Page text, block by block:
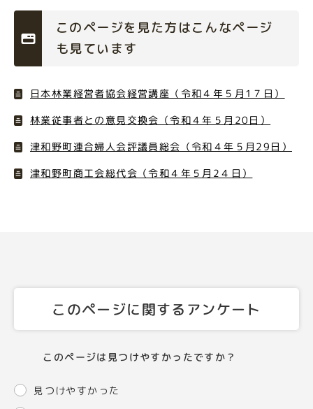
このページを見た方はこんなページ
も見ています
日本林業経営者協会経営講座（令和４年５月1７日）
林業従事者との意見交換会（令和４年５月20日）
津和野町連合婦人会評議員総会（令和４年５月29日）
津和野町商工会総代会（令和４年５月2４日）
このページに関するアンケート
このページは見つけやすかったですか？
見つけやすかった